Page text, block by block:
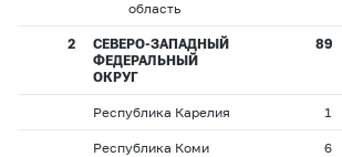
область
2
СЕВЕРО-ЗАПАДНЫЙ
ФЕДЕРАЛЬНЫЙ
ОКРУГ
89
Республика Карелия 1
Республика Коми 6